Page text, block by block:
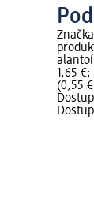
1,65
(0,55